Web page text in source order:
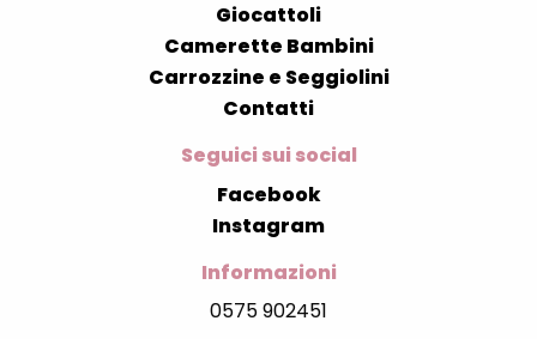
Giocattoli
Camerette Bambini
Carrozzine e Seggiolini
Contatti
Seguici sui social
Facebook
Instagram
Informazioni
0575 902451